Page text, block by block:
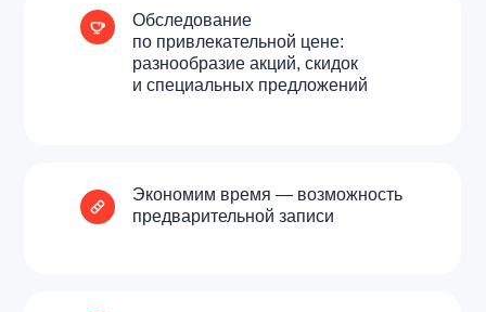
Обследование
по привлекательной цене:
разнообразие акций, скидок
и специальных предложений
Экономим время — возможность
предварительной записи